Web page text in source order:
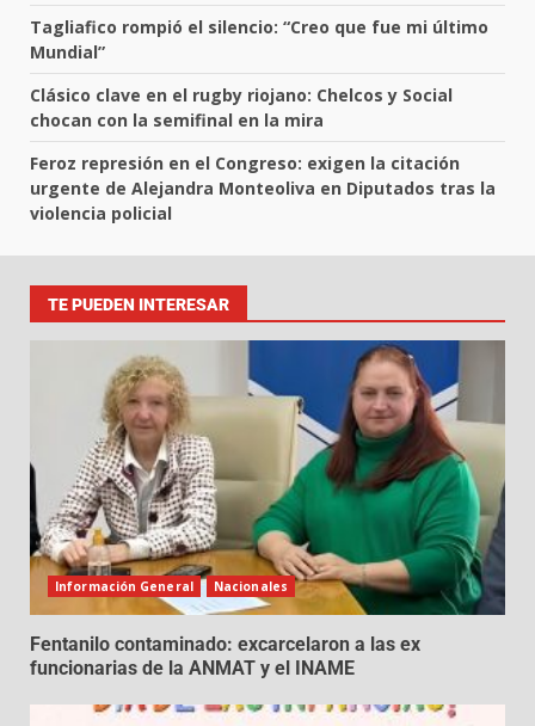
Tagliafico rompió el silencio: “Creo que fue mi último
Mundial”
Clásico clave en el rugby riojano: Chelcos y Social
chocan con la semifinal en la mira
Feroz represión en el Congreso: exigen la citación
urgente de Alejandra Monteoliva en Diputados tras la
violencia policial
TE PUEDEN INTERESAR
Información General Nacionales
Fentanilo contaminado: excarcelaron a las ex
funcionarias de la ANMAT y el INAME